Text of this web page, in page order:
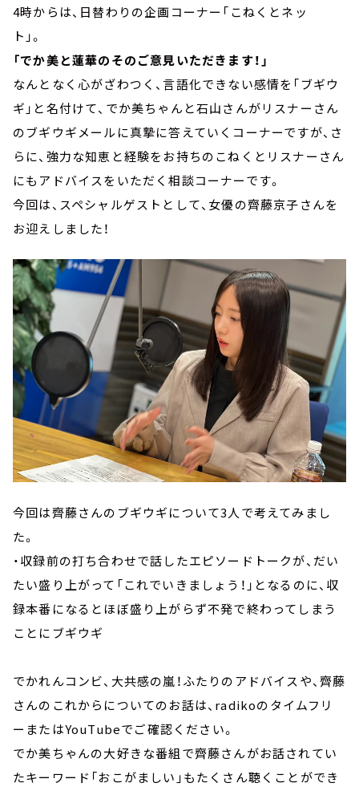
4時からは、日替わりの企画コーナー「こねくとネッ
ト」。
「でか美と蓮華のそのご意見いただきます！」
なんとなく心がざわつく、言語化できない感情を「ブギウ
ギ」と名付けて、でか美ちゃんと石山さんがリスナーさん
のブギウギメールに真摯に答えていくコーナーですが、さ
らに、強力な知恵と経験をお持ちのこねくとリスナーさん
にもアドバイスをいただく相談コーナーです。
今回は、スペシャルゲストとして、女優の齊藤京子さんを
お迎えしました！
今回は齊藤さんのブギウギについて3人で考えてみまし
た。
・収録前の打ち合わせで話したエピソードトークが、だい
たい盛り上がって「これでいきましょう！」となるのに、収
録本番になるとほぼ盛り上がらず不発で終わってしまう
ことにブギウギ
でかれんコンビ、大共感の嵐！ふたりのアドバイスや、齊藤
さんのこれからについてのお話は、radikoのタイムフリ
ーまたはYouTubeでご確認ください。
でか美ちゃんの大好きな番組で齊藤さんがお話されてい
たキーワード「おこがましい」もたくさん聴くことができ